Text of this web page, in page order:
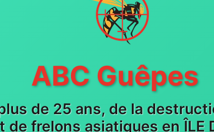
ABC Guêpes
de 25 ans, de la
de frelons asiatiques en ÎLE